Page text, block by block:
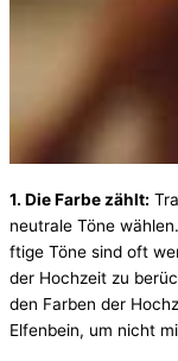
1. DieFarbezählt:
neutrale Töne wählen.
ftige Töne sind oft
der Hochzeit zu berü
den Farben der
Elfenbein, um nicht